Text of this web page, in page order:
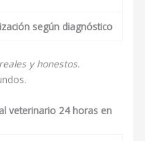
según diagnóstico
y honestos.
veterinario 24 horas en